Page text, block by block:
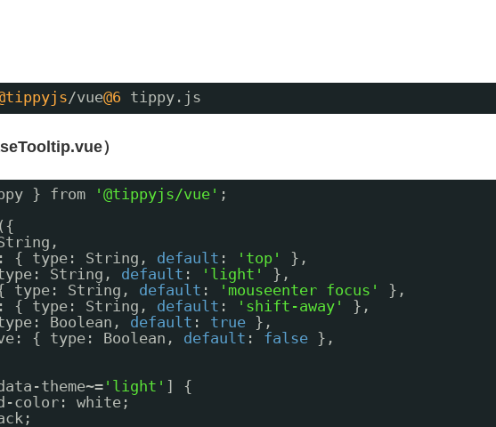
/vue@6 tippy.js
）
} from '@tippyjs/vue' ;
{ type: String, default : 'top'
},
String, default : 'light'
},
type: String, default : 'mouseenter focus'
},
{ type: String, default : 'shift-away'
},
Boolean, default : true
},
{ type: Boolean, default : false
},
theme~='light' ] {
color: white;